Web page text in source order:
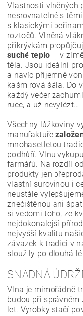
Vlastnosti vlněných
nesrovnatelné s
s klasickými
roztočů. Vlněná
přikrývkám
suché teplo — v
těla. Jsou ideální
a navíc příjemně
kašmírová šála. Do
každý večer
ruce, a už nevylézt…
Všechny lůžkoviny
manufaktuře
mnohasetletou
podhůří. Vlnu
farmářů. Na rozdíl
produkty jen
vlastní surovinou i
neustále
znečištěnou ani
si vědomi toho, že
nejdokonalejší
nejvyšší kvalitu
závazek k tradici v
sloužily po dlouhá
SNADNÁ
Vlna je mimořádně
budou při
let. Výrobky stačí